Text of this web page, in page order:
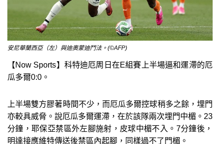
安尼華蘭西亞（左）與迪奧蒙迪鬥法。(©AFP)
【Now Sports】科特迪厄周日在E組賽上半場逼和運滯的厄
瓜多爾0:0。
上半場雙方膠著時間不少，而厄瓜多爾控球稍多之餘，埋門
亦較具威脅。說厄瓜多爾運滯，在於該隊兩次埋門中楣。23
分鐘，耶保亞禁區外左腳施射，皮球中楣不入。7分鐘後，
明達接應維特傳送後禁區內起腳，同樣過不了門楣。